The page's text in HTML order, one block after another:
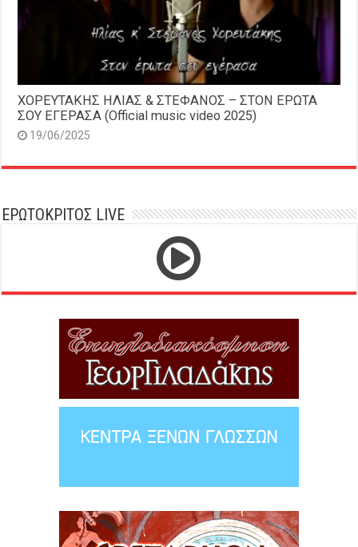
ΧΟΡΕΥΤΑΚΗΣ ΗΛΙΑΣ & ΣΤΕΦΑΝΟΣ – ΣΤΟΝ ΕΡΩΤΑ
ΣΟΥ ΕΓΕΡΑΣΑ (Official music video 2025)
19/06/2025
ΕΡΩΤΟΚΡΙΤΟΣ LIVE